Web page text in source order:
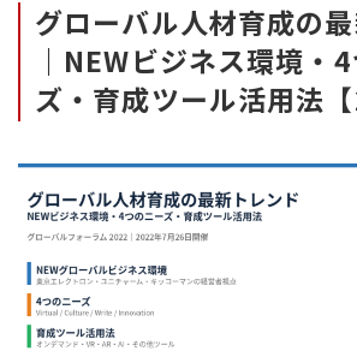
グローバル人材育成の
｜NEWビジネス環境・
ズ・育成ツール活用法